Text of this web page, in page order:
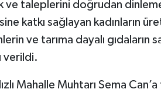
ve taleplerini doğrudan
katkı sağlayan kadınların
ve tarıma dayalı gıdaların
verildi.
Mahalle Muhtarı Sema